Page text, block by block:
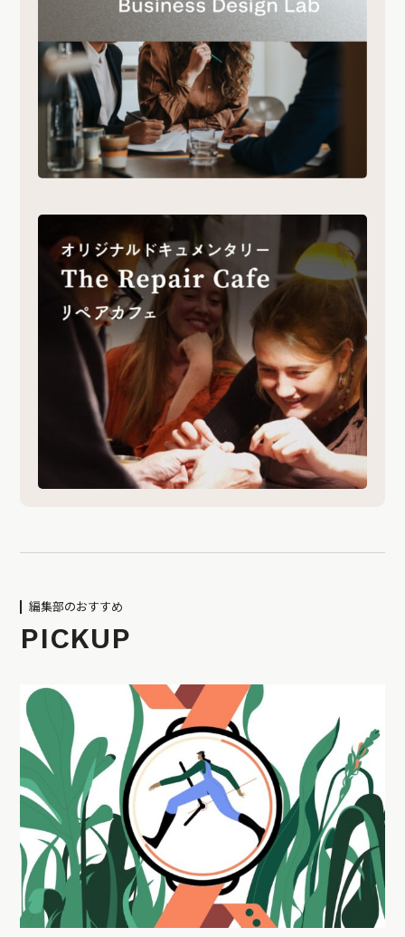
編集部のおすすめ
PICKUP